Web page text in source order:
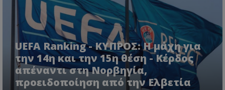
UEFA Ranking - ΚΥΠΡΟΣ: Η μάχη για
την 14η και την 15η θέση - Κέρδος
απέναντι στη Νορβηγία,
προειδοποίηση από την Ελβετία